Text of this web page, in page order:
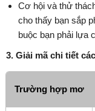
Cơ hội và thử
cho thấy bạn sắp
buộc bạn phải lựa
3. Giải mã chi tiết
Trường hợp mơ